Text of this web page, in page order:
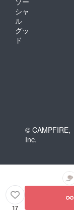
シャ
ル
グッ
ド
© CAMPFIRE,
Inc.
17